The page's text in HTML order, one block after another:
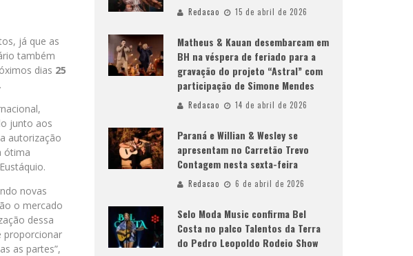
já que as
também
dias 25
junto aos
autorização
ótima
novas
o mercado
dessa
proporcionar
as partes”,
Redacao 15 de abril de 2026
Matheus & Kauan desembarcam em
BH na véspera de feriado para a
gravação do projeto “Astral” com
participação de Simone Mendes
Redacao 14 de abril de 2026
Paraná e Willian & Wesley se
apresentam no Carretão Trevo
Contagem nesta sexta-feira
Redacao 6 de abril de 2026
Selo Moda Music confirma Bel
Costa no palco Talentos da Terra
do Pedro Leopoldo Rodeio Show